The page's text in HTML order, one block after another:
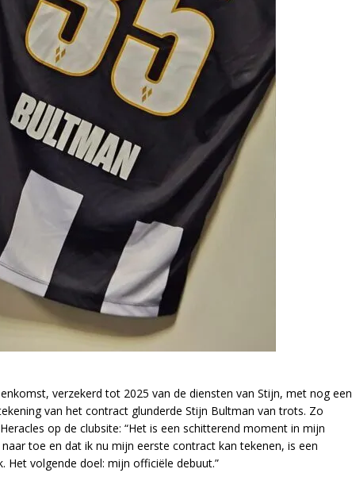
verzekerd tot 2025 van de diensten van Stijn, met nog een
van het contract glunderde Stijn Bultman van trots. Zo
op de clubsite: “Het is een schitterend moment in mijn
toe en dat ik nu mijn eerste contract kan tekenen, is een
volgende doel: mijn officiële debuut.”